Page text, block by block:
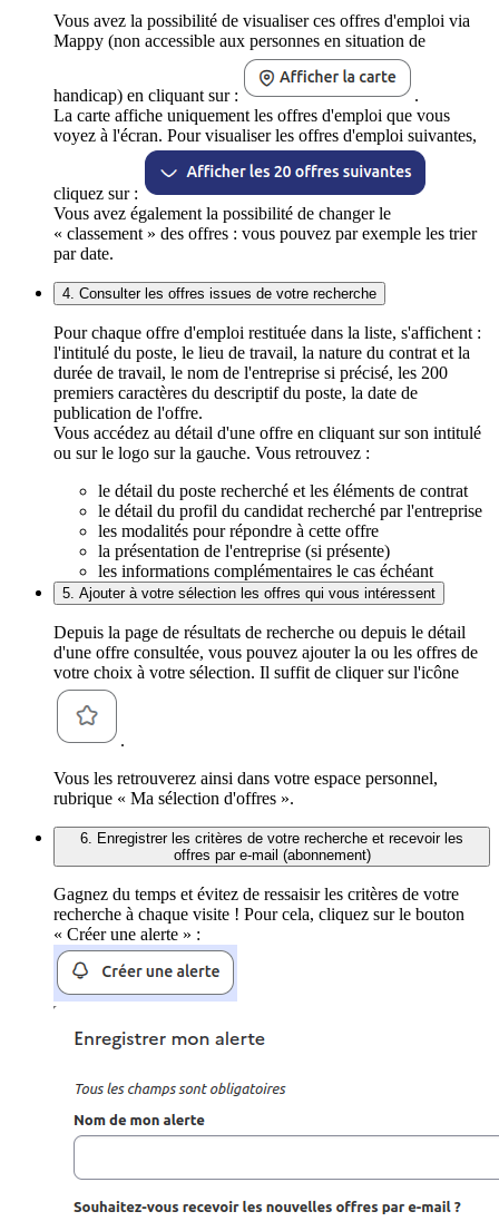
Vous avez la possibilité de visualiser ces offres d'emploi via
Mappy (non accessible aux personnes en situation de
handicap) en cliquant sur :
.
La carte affiche uniquement les offres d'emploi que vous
voyez à l'écran. Pour visualiser les offres d'emploi suivantes,
cliquez sur :
Vous avez également la possibilité de changer le
« classement » des offres : vous pouvez par exemple les trier
par date.
4. Consulter les offres issues de votre recherche
Pour chaque offre d'emploi restituée dans la liste, s'affichent :
l'intitulé du poste, le lieu de travail, la nature du contrat et la
durée de travail, le nom de l'entreprise si précisé, les 200
premiers caractères du descriptif du poste, la date de
publication de l'offre.
Vous accédez au détail d'une offre en cliquant sur son intitulé
ou sur le logo sur la gauche. Vous retrouvez :
le détail du poste recherché et les éléments de contrat
le détail du profil du candidat recherché par l'entreprise
les modalités pour répondre à cette offre
la présentation de l'entreprise (si présente)
les informations complémentaires le cas échéant
5. Ajouter à votre sélection les offres qui vous intéressent
Depuis la page de résultats de recherche ou depuis le détail
d'une offre consultée, vous pouvez ajouter la ou les offres de
votre choix à votre sélection. Il suffit de cliquer sur l'icône
.
Vous les retrouverez ainsi dans votre espace personnel,
rubrique « Ma sélection d'offres ».
6. Enregistrer les critères de votre recherche et recevoir les
offres par e-mail (abonnement)
Gagnez du temps et évitez de ressaisir les critères de votre
recherche à chaque visite ! Pour cela, cliquez sur le bouton
« Créer une alerte » :